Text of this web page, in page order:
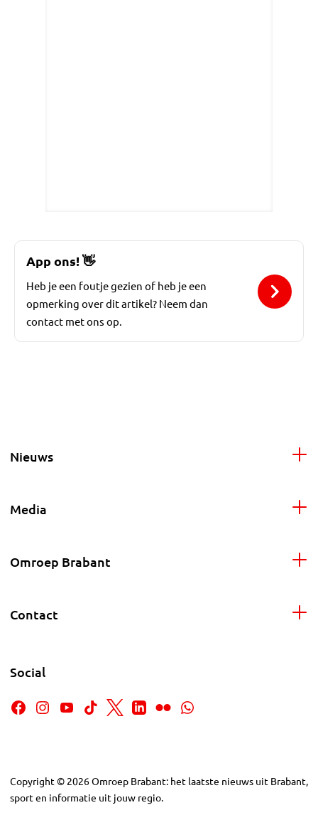
App ons!👋
Heb je een foutje gezien of heb je een
opmerking over dit artikel? Neem dan
contact met ons op.
Nieuws
Media
Omroep Brabant
Contact
Social
Copyright © 2026Omroep Brabant: het laatste nieuws uit Brabant,
sport en informatie uit jouw regio.